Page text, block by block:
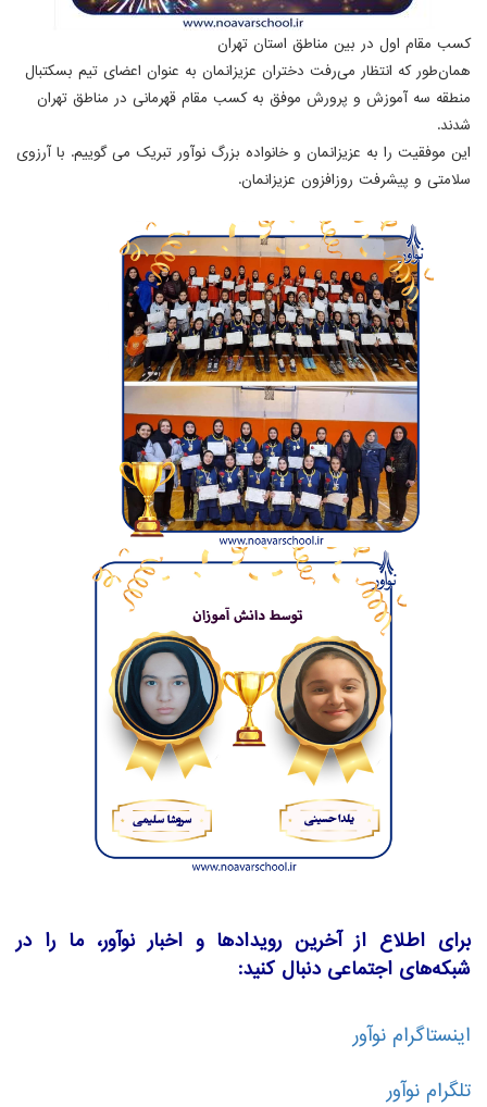
کسب مقام اول در بین مناطق استان تهران
همان‌طور که انتظار می‌رفت دختران عزیزانمان به عنوان اعضای تیم بسکتبال
منطقه سه آموزش و پرورش موفق به کسب مقام قهرمانی در مناطق تهران
شدند.
این موفقیت را به عزیزانمان و خانواده بزرگ نوآور تبریک می گوییم. با آرزوی
سلامتی و پیشرفت روزافزون عزیزانمان.
برای اطلاع از آخرین رویدادها و اخبار نوآور، ما را در
شبکه‌های اجتماعی دنبال کنید:
اینستاگرام نوآور
تلگرام نوآور